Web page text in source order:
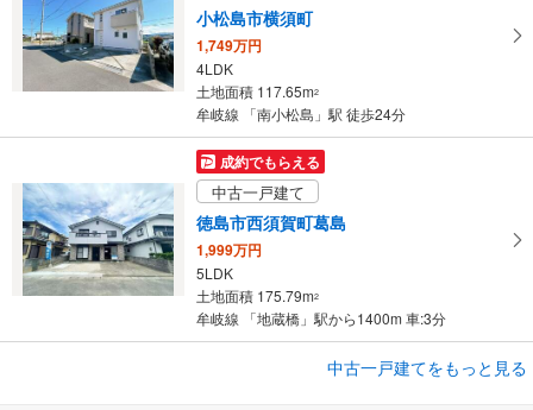
小松島市横須町
1,749万円
4LDK
土地面積 117.65m2
牟岐線 「南小松島」駅 徒歩24分
成約でもらえる
中古一戸建て
徳島市西須賀町葛島
1,999万円
5LDK
土地面積 175.79m2
牟岐線 「地蔵橋」駅から1400m 車:3分
中古一戸建てをもっと見る